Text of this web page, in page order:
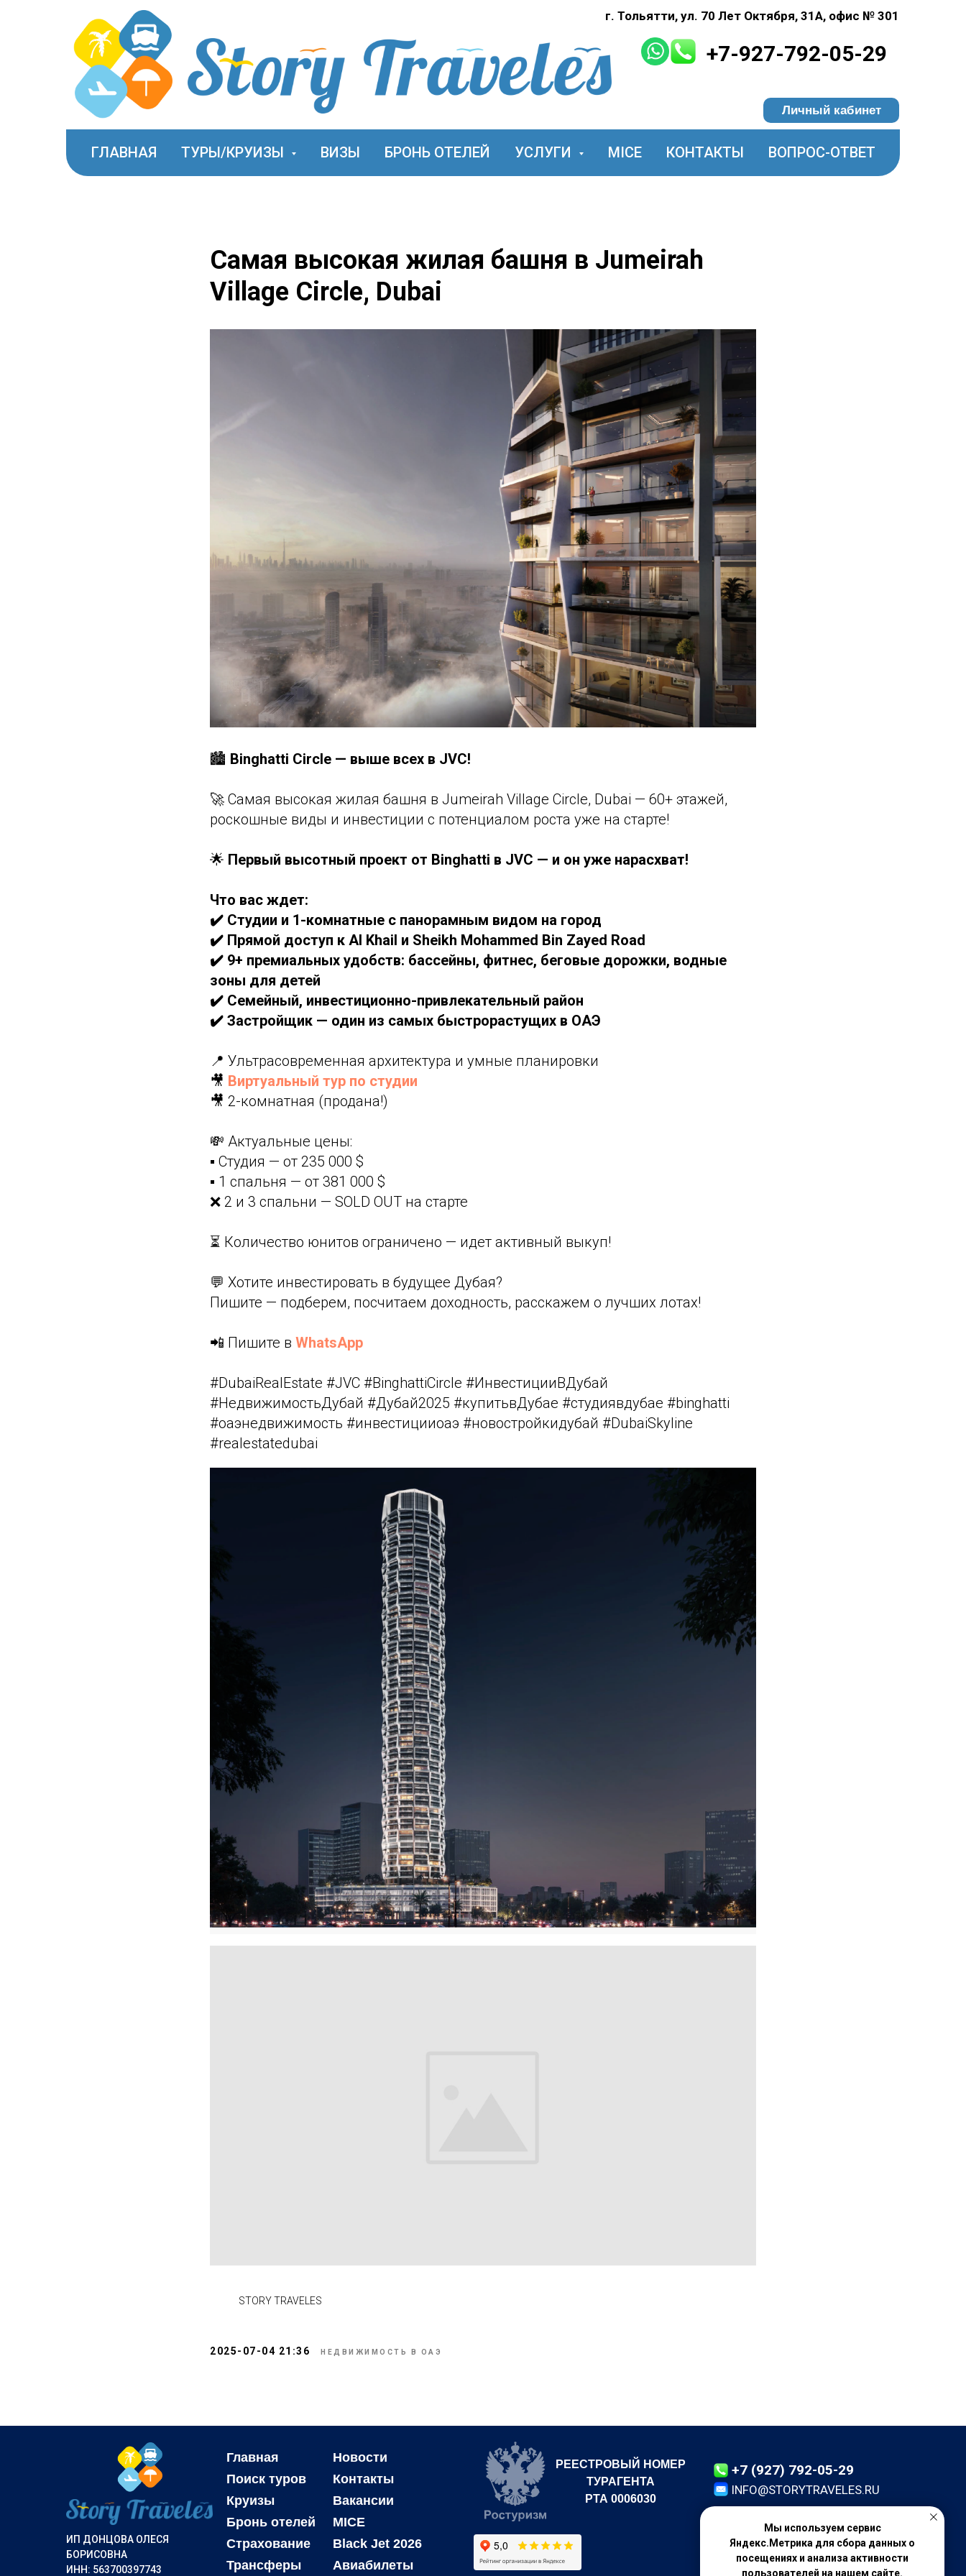
г. Тольятти, ул. 70 Лет Октября, 31А, офис № 301
Личный кабинет
+7-927-792-05-29
ГЛАВНАЯ ТУРЫ/КРУИЗЫ ВИЗЫ БРОНЬ ОТЕЛЕЙ УСЛУГИ MICE КОНТАКТЫ ВОПРОС-ОТВЕТ
Самая высокая жилая башня в Jumeirah
Village Circle, Dubai
🏙 Binghatti Circle — выше всех в JVC!
🚀 Самая высокая жилая башня в Jumeirah Village Circle, Dubai — 60+ этажей,
роскошные виды и инвестиции с потенциалом роста уже на старте!
🌟 Первый высотный проект от Binghatti в JVC — и он уже нарасхват!
Что вас ждет:
✔️ Студии и 1-комнатные с панорамным видом на город
✔️ Прямой доступ к Al Khail и Sheikh Mohammed Bin Zayed Road
✔️ 9+ премиальных удобств: бассейны, фитнес, беговые дорожки, водные
зоны для детей
✔️ Семейный, инвестиционно-привлекательный район
✔️ Застройщик — один из самых быстрорастущих в ОАЭ
📍 Ультрасовременная архитектура и умные планировки
🎥 Виртуальный тур по студии
🎥 2-комнатная (продана!)
💸 Актуальные цены:
▪️ Студия — от 235 000 $
▪️ 1 спальня — от 381 000 $
❌ 2 и 3 спальни — SOLD OUT на старте
⏳ Количество юнитов ограничено — идет активный выкуп!
💬 Хотите инвестировать в будущее Дубая?
Пишите — подберем, посчитаем доходность, расскажем о лучших лотах!
📲 Пишите в WhatsApp
#DubaiRealEstate #JVC #BinghattiCircle #ИнвестицииВДубай
#НедвижимостьДубай #Дубай2025 #купитьвДубае #студиявдубае #binghatti
#оаэнедвижимость #инвестицииоаэ #новостройкидубай #DubaiSkyline
#realestatedubai
STORY TRAVELES
2025-07-04 21:36 НЕДВИЖИМОСТЬ В ОАЭ
ИП ДОНЦОВА ОЛЕСЯ
БОРИСОВНА
ИНН: 563700397743
+7 (927) 792-05-29
INFO@STORYTRAVELES.RU
Новости
Контакты
Вакансии
Black Jet 2026
Авиабилеты
MICE
Главная
Поиск туров
Круизы
Бронь отелей
Страхование
Трансферы
РЕЕСТРОВЫЙ НОМЕР
ТУРАГЕНТА
РТА 0006030
Мы используем сервис
Яндекс.Метрика для сбора данных о
посещениях и анализа активности
пользователей на нашем сайте.